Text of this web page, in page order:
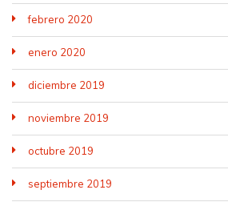
febrero 2020
enero 2020
diciembre 2019
noviembre 2019
octubre 2019
septiembre 2019